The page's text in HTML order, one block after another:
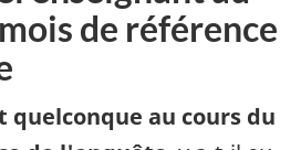
de référence
quelconque au cours du